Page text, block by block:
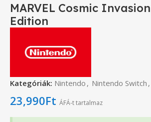
MARVEL Cosmic
Edition
Kategóriák: Nintendo , Nintendo Switch ,
23,990Ft ÁFÁ-t tartalmaz